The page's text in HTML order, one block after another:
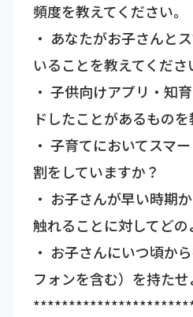
頻度を教えてください。
・ あなたがお子さんと
いることを教えてくださ
・ 子供向けアプリ・知
ドしたことがあるものを
・ 子育てにおいてスマ
割をしていますか？
・ お子さんが早い時期
触れることに対してどの
・ お子さんにいつ頃か
フォンを含む）を持た